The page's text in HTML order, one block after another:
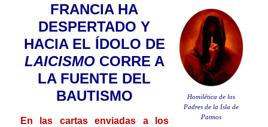
Homilética de los
Padres de la Isla de
Patmos
FRANCIA HA
DESPERTADO Y
HACIA EL ÍDOLO DE
LAICISMOCORRE A
LA FUENTE DEL
BAUTISMO
En las cartas enviadas a los